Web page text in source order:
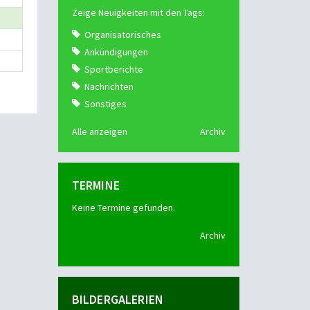
Zeige Neuigkeiten mit den Tags:
Organisatorisches
Ankündigungen
Sportberichte
Nachrichten
Sonstiges
Alle anzeigen Archiv
TERMINE
Keine Termine gefunden.
Archiv
BILDERGALERIEN